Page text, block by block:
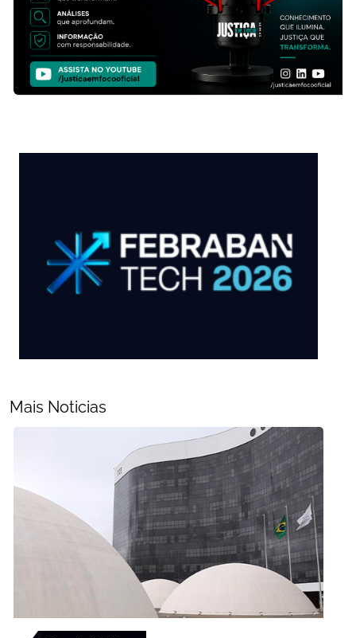
Mais Noticias